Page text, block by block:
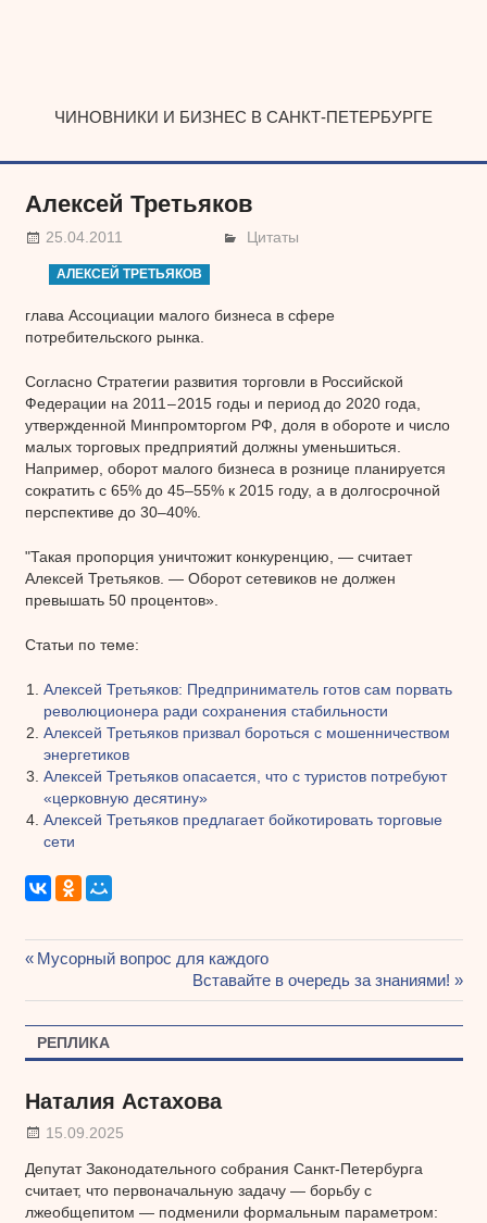
ЧИНОВНИКИ И БИЗНЕС В САНКТ-ПЕТЕРБУРГЕ
Алексей Третьяков
25.04.2011 Цитаты
АЛЕКСЕЙ ТРЕТЬЯКОВ
глава Ассоциации малого бизнеса в сфере
потребительского рынка.
Согласно Стратегии развития торговли в Российской
Федерации на 2011 – 2015 годы и период до 2020 года,
утвержденной Минпромторгом РФ, доля в обороте и число
малых торговых предприятий должны уменьшиться.
Например, оборот малого бизнеса в рознице планируется
сократить с 65% до 45–55% к 2015 году, а в долгосрочной
перспективе до 30–40%.
"Такая пропорция уничтожит конкуренцию, — считает
Алексей Третьяков. — Оборот сетевиков не должен
превышать 50 процентов».
Статьи по теме:
Алексей Третьяков: Предприниматель готов сам порвать
революционера ради сохранения стабильности
Алексей Третьяков призвал бороться с мошенничеством
энергетиков
Алексей Третьяков опасается, что с туристов потребуют
«церковную десятину»
Алексей Третьяков предлагает бойкотировать торговые
сети
записям
Предыдущая
Мусорный вопрос для каждого
Следующая
запись:
Вставайте в очередь за знаниями!
РЕПЛИКА
Наталия Астахова
15.09.2025
Депутат Законодательного собрания Санкт-Петербурга
считает, что первоначальную задачу — борьбу с
лжеобщепитом — подменили формальным параметром: